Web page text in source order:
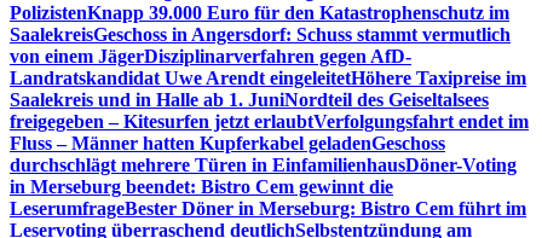
PolizistenKnapp 39.000 Euro für den Katastrophenschutz im
SaalekreisGeschoss in Angersdorf: Schuss stammt vermutlich
von einem JägerDisziplinarverfahren gegen AfD-
Landratskandidat Uwe Arendt eingeleitetHöhere Taxipreise im
Saalekreis und in Halle ab 1. JuniNordteil des Geiseltalsees
freigegeben – Kitesurfen jetzt erlaubtVerfolgungsfahrt endet im
Fluss – Männer hatten Kupferkabel geladenGeschoss
durchschlägt mehrere Türen in EinfamilienhausDöner-Voting
in Merseburg beendet: Bistro Cem gewinnt die
LeserumfrageBester Döner in Merseburg: Bistro Cem führt im
Leservoting überraschend deutlichSelbstentzündung am